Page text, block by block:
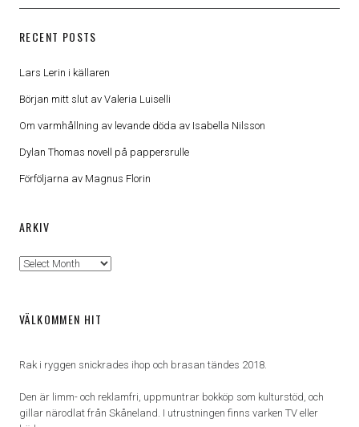
RECENT POSTS
Lars Lerin i källaren
Början mitt slut av Valeria Luiselli
Om varmhållning av levande döda av Isabella Nilsson
Dylan Thomas novell på pappersrulle
Förföljarna av Magnus Florin
ARKIV
Arkiv
VÄLKOMMEN HIT
Rak i ryggen snickrades ihop och brasan tändes 2018.
Den är limm- och reklamfri, uppmuntrar bokköp som kulturstöd, och
gillar närodlat från Skåneland. I utrustningen finns varken TV eller